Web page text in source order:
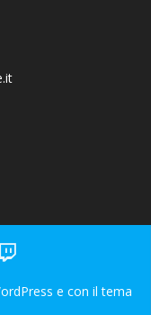
e con il tema